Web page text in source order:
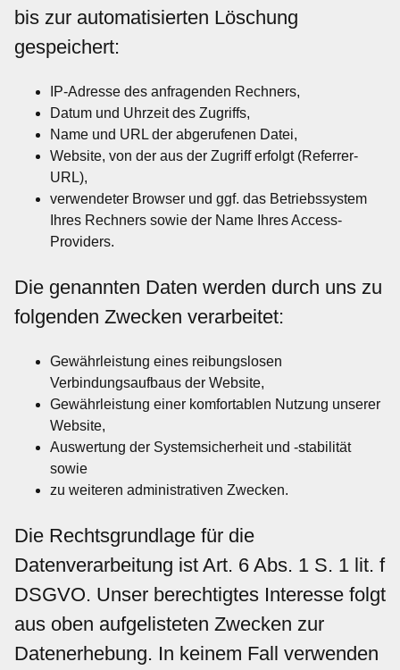
bis zur automatisierten Löschung
gespeichert:
IP-Adresse des anfragenden Rechners,
Datum und Uhrzeit des Zugriffs,
Name und URL der abgerufenen Datei,
Website, von der aus der Zugriff erfolgt (Referrer-
URL),
verwendeter Browser und ggf. das Betriebssystem
Ihres Rechners sowie der Name Ihres Access-
Providers.
Die genannten Daten werden durch uns zu
folgenden Zwecken verarbeitet:
Gewährleistung eines reibungslosen
Verbindungsaufbaus der Website,
Gewährleistung einer komfortablen Nutzung unserer
Website,
Auswertung der Systemsicherheit und -stabilität
sowie
zu weiteren administrativen Zwecken.
Die Rechtsgrundlage für die
Datenverarbeitung ist Art. 6 Abs. 1 S. 1 lit. f
DSGVO. Unser berechtigtes Interesse folgt
aus oben aufgelisteten Zwecken zur
Datenerhebung. In keinem Fall verwenden